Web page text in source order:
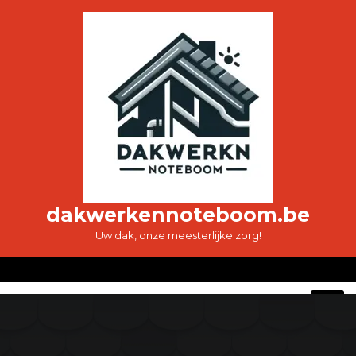
dakwerkennoteboom.be
Uw dak, onze meesterlijke zorg!